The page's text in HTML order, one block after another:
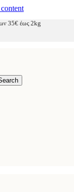
35€ έως 2kg